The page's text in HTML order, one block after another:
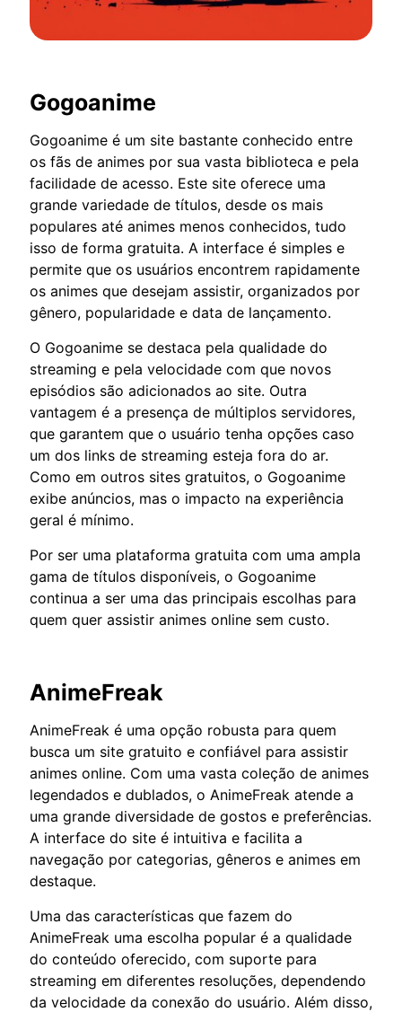
Gogoanime
Gogoanime é um site bastante conhecido entre
os fãs de animes por sua vasta biblioteca e pela
facilidade de acesso. Este site oferece uma
grande variedade de títulos, desde os mais
populares até animes menos conhecidos, tudo
isso de forma gratuita. A interface é simples e
permite que os usuários encontrem rapidamente
os animes que desejam assistir, organizados por
gênero, popularidade e data de lançamento.
O Gogoanime se destaca pela qualidade do
streaming e pela velocidade com que novos
episódios são adicionados ao site. Outra
vantagem é a presença de múltiplos servidores,
que garantem que o usuário tenha opções caso
um dos links de streaming esteja fora do ar.
Como em outros sites gratuitos, o Gogoanime
exibe anúncios, mas o impacto na experiência
geral é mínimo.
Por ser uma plataforma gratuita com uma ampla
gama de títulos disponíveis, o Gogoanime
continua a ser uma das principais escolhas para
quem quer assistir animes online sem custo.
AnimeFreak
AnimeFreak é uma opção robusta para quem
busca um site gratuito e confiável para assistir
animes online. Com uma vasta coleção de animes
legendados e dublados, o AnimeFreak atende a
uma grande diversidade de gostos e preferências.
A interface do site é intuitiva e facilita a
navegação por categorias, gêneros e animes em
destaque.
Uma das características que fazem do
AnimeFreak uma escolha popular é a qualidade
do conteúdo oferecido, com suporte para
streaming em diferentes resoluções, dependendo
da velocidade da conexão do usuário. Além disso,